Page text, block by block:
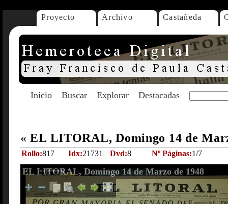
Proyecto Archivo Castañeda
Inicio Buscar Explorar Destacadas
« EL LITORAL, Domingo 14 de
Rollo:817 Idx:21731 Dvd:8 Nº Páginas:1/7
EL LITORAL, Domingo 14 de Marzo de 1948